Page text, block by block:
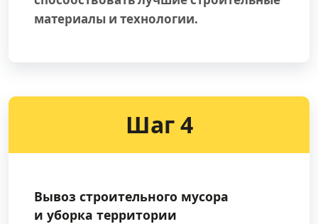
материалы и технологии.
Шаг 4
Вывоз строительного мусора
и уборка территории